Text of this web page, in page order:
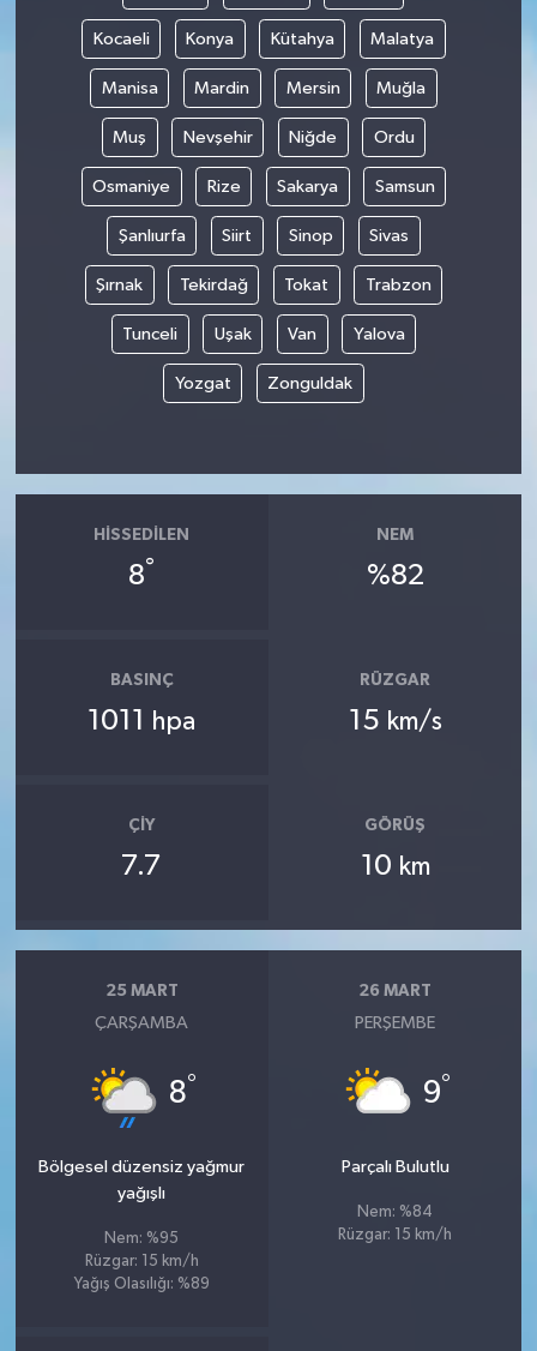
Kocaeli Konya Kütahya Malatya
Manisa Mardin Mersin Muğla
Muş Nevşehir Niğde Ordu
Osmaniye Rize Sakarya Samsun
Şanlıurfa Siirt Sinop Sivas
Şırnak Tekirdağ Tokat Trabzon
Tunceli Uşak Van Yalova
Yozgat Zonguldak
HISSEDILEN
8°
NEM
%82
BASINÇ
1011 hpa
RÜZGAR
15 km/s
ÇIY
7.7
GÖRÜŞ
10 km
25 MART
ÇARŞAMBA
8°
Bölgesel düzensiz yağmur
yağışlı
Nem: %95
Rüzgar: 15 km/h
Yağış Olasılığı: %89
26 MART
PERŞEMBE
9°
Parçalı Bulutlu
Nem: %84
Rüzgar: 15 km/h